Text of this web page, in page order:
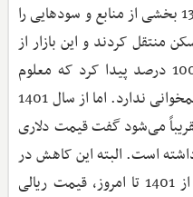
این بازار تیزتر عمل کردند، سال 1399 بخشی از منابع و سودهایی را
منتقل کردند و این بازار از
1399 تا 1401 رشد عجیب بالای 100 درصد پیدا کرد که معلوم
بود با رشدهای طبیعی در اقتصاد همخوانی ندارد. اما از سال 1401
می‌شود گفت قیمت دلاری
کاهش داشته است. البته این کاهش در
شهرهای کوچک کمتر بوده است. از 1401 تا امروز، قیمت ریالی